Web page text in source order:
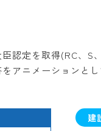
認定を取得(RC、S
アニメーションと
建